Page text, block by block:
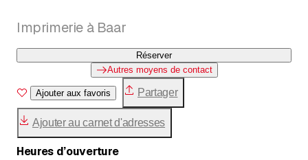
Imprimerie à Baar
Réserver
Autres moyens de contact
Ajouter aux favoris Partager
Ajouter au carnet d'adresses
Heures d’ouverture